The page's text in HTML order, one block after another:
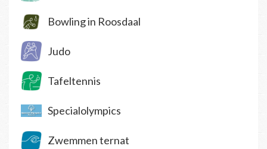
Bowling in Roosdaal
Judo
Tafeltennis
Specialolympics
Zwemmen ternat